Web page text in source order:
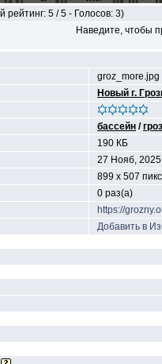
рейтинг: 5 / 5 - Голосов: 3)
Наведите, чтобы
groz_more.jpg
Новый г.
бассейн /
190 КБ
27 Нояб, 2025
899 x 507
0 раз(а)
https://
Добавить в